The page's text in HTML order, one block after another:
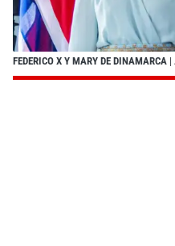
FEDERICO X Y MARY DE DINAMARCA |